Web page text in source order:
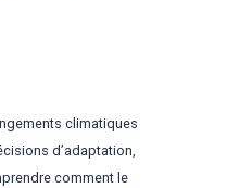
climatiques
d’adaptation,
comment le